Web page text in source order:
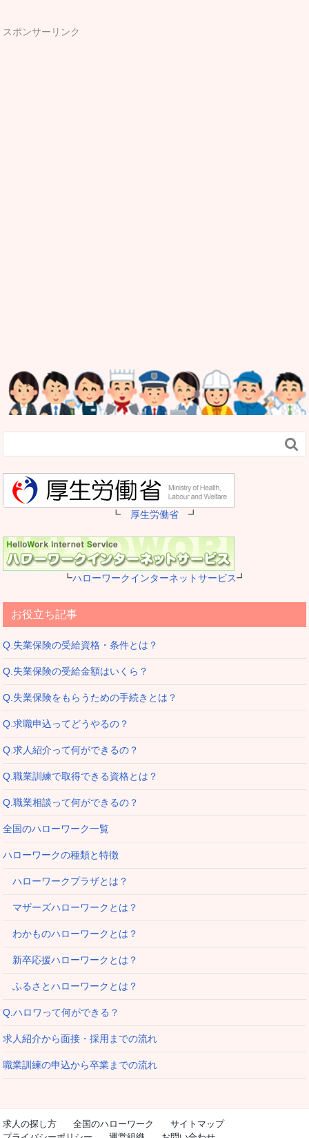
スポンサーリンク

┗ 厚生労働省 ┛
┗ハローワークインターネットサービス┛
お役立ち記事
Q.失業保険の受給資格・条件とは？
Q.失業保険の受給金額はいくら？
Q.失業保険をもらうための手続きとは？
Q.求職申込ってどうやるの？
Q.求人紹介って何ができるの？
Q.職業訓練で取得できる資格とは？
Q.職業相談って何ができるの？
全国のハローワーク一覧
ハローワークの種類と特徴
ハローワークプラザとは？
マザーズハローワークとは？
わかものハローワークとは？
新卒応援ハローワークとは？
ふるさとハローワークとは？
Q.ハロワって何ができる？
求人紹介から面接・採用までの流れ
職業訓練の申込から卒業までの流れ
求人の探し方 全国のハローワーク
サイトマップ